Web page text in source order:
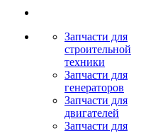
Запчасти для
строительной
техники
Запчасти для
генераторов
Запчасти для
двигателей
Запчасти для